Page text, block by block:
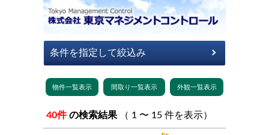
40件 の検索結果 （ 1 〜 15 件を表示）